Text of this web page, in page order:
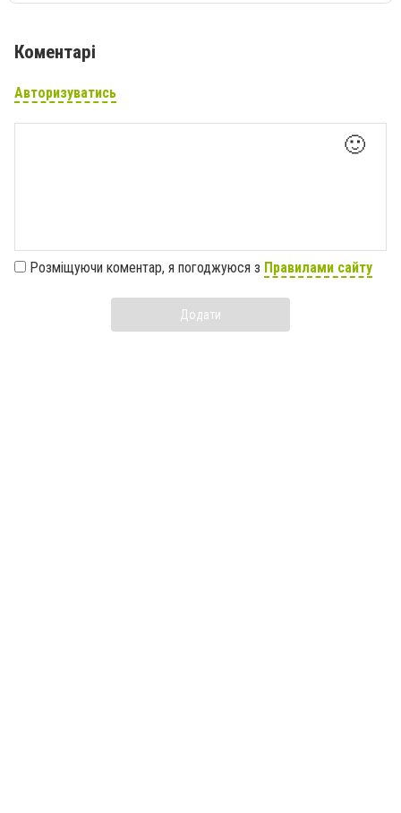
Коментарі
Авторизуватись
🙂
Розміщуючи коментар, я погоджуюся з Правилами сайту
Додати